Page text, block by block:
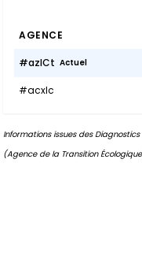
AGENCE
#azlCt Actuel
#acxlc
Informations issues des
(Agence de la Transition